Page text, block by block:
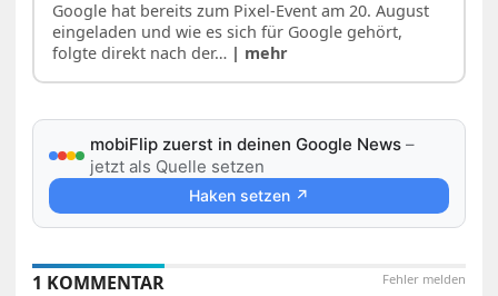
Google hat bereits zum Pixel-Event am 20. August
eingeladen und wie es sich für Google gehört,
folgte direkt nach der… | mehr
mobiFlip zuerst in deinen Google News –
jetzt als Quelle setzen
Haken setzen ↗
Fehler melden
1 KOMMENTAR